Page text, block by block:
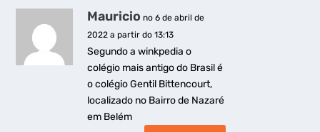
Mauricio no 6 de abril de
2022 a partir do 13:13
Segundo a winkpedia o
colégio mais antigo do Brasil é
o colégio Gentil Bittencourt,
localizado no Bairro de Nazaré
em Belém